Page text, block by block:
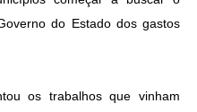
do Estado dos gastos
os trabalhos que vinham